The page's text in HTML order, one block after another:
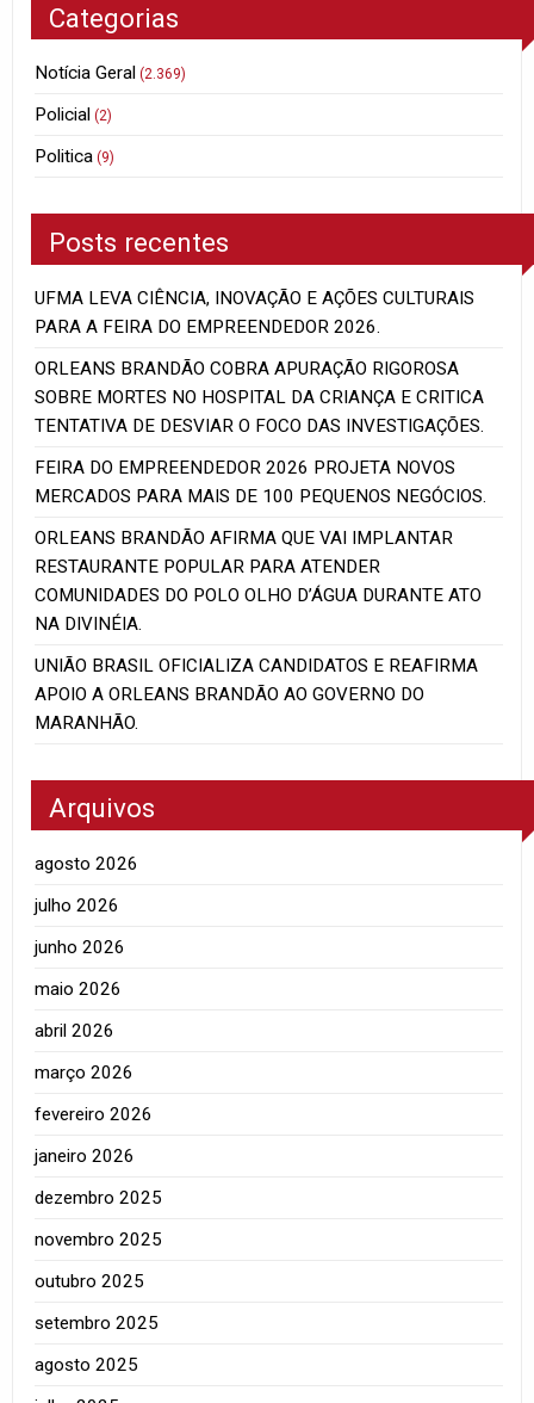
Categorias
Notícia Geral (2.369)
Policial (2)
Politica (9)
Posts recentes
UFMA LEVA CIÊNCIA, INOVAÇÃO E AÇÕES CULTURAIS
PARA A FEIRA DO EMPREENDEDOR 2026.
ORLEANS BRANDÃO COBRA APURAÇÃO RIGOROSA
SOBRE MORTES NO HOSPITAL DA CRIANÇA E CRITICA
TENTATIVA DE DESVIAR O FOCO DAS INVESTIGAÇÕES.
FEIRA DO EMPREENDEDOR 2026 PROJETA NOVOS
MERCADOS PARA MAIS DE 100 PEQUENOS NEGÓCIOS.
ORLEANS BRANDÃO AFIRMA QUE VAI IMPLANTAR
RESTAURANTE POPULAR PARA ATENDER
COMUNIDADES DO POLO OLHO D’ÁGUA DURANTE ATO
NA DIVINÉIA.
UNIÃO BRASIL OFICIALIZA CANDIDATOS E REAFIRMA
APOIO A ORLEANS BRANDÃO AO GOVERNO DO
MARANHÃO.
Arquivos
agosto 2026
julho 2026
junho 2026
maio 2026
abril 2026
março 2026
fevereiro 2026
janeiro 2026
dezembro 2025
novembro 2025
outubro 2025
setembro 2025
agosto 2025